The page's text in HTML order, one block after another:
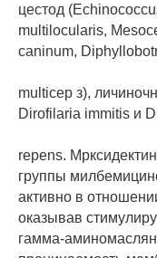
цестод
multilocularis,
caninum,
multicep з),
Dirofilaria immitis и
repens.
группы
активно в
оказывав
гамма-